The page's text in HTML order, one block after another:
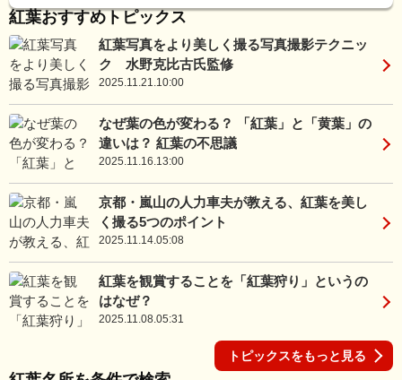
紅葉おすすめトピックス
紅葉写真をより美しく撮る写真撮影テクニッ
ク 水野克比古氏監修
2025.11.21.10:00
なぜ葉の色が変わる？ 「紅葉」と「黄葉」の
違いは？ 紅葉の不思議
2025.11.16.13:00
京都・嵐山の人力車夫が教える、紅葉を美し
く撮る5つのポイント
2025.11.14.05:08
紅葉を観賞することを「紅葉狩り」というの
はなぜ？
2025.11.08.05:31
トピックスをもっと見る